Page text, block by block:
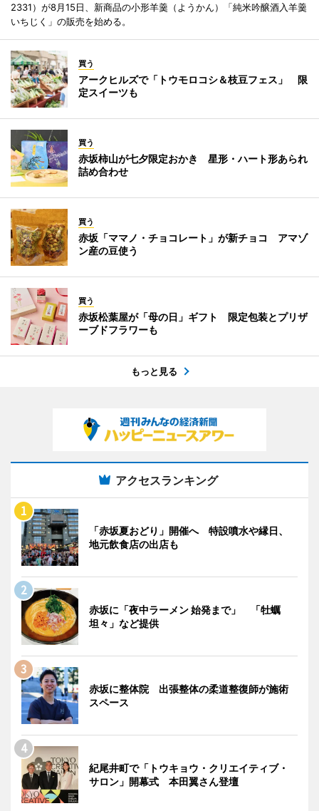
2331）が8月15日、新商品の小形羊羹（ようかん）「純米吟醸酒入羊羹
いちじく」の販売を始める。
買う
アークヒルズで「トウモロコシ＆枝豆フェス」 限
定スイーツも
買う
赤坂柿山が七夕限定おかき 星形・ハート形あられ
詰め合わせ
買う
赤坂「ママノ・チョコレート」が新チョコ アマゾ
ン産の豆使う
買う
赤坂松葉屋が「母の日」ギフト 限定包装とプリザ
ーブドフラワーも
もっと見る
アクセスランキング
「赤坂夏おどり」開催へ 特設噴水や縁日、
地元飲食店の出店も
赤坂に「夜中ラーメン 始発まで」 「牡蠣
坦々」など提供
赤坂に整体院 出張整体の柔道整復師が施術
スペース
紀尾井町で「トウキョウ・クリエイティブ・
サロン」開幕式 本田翼さん登壇